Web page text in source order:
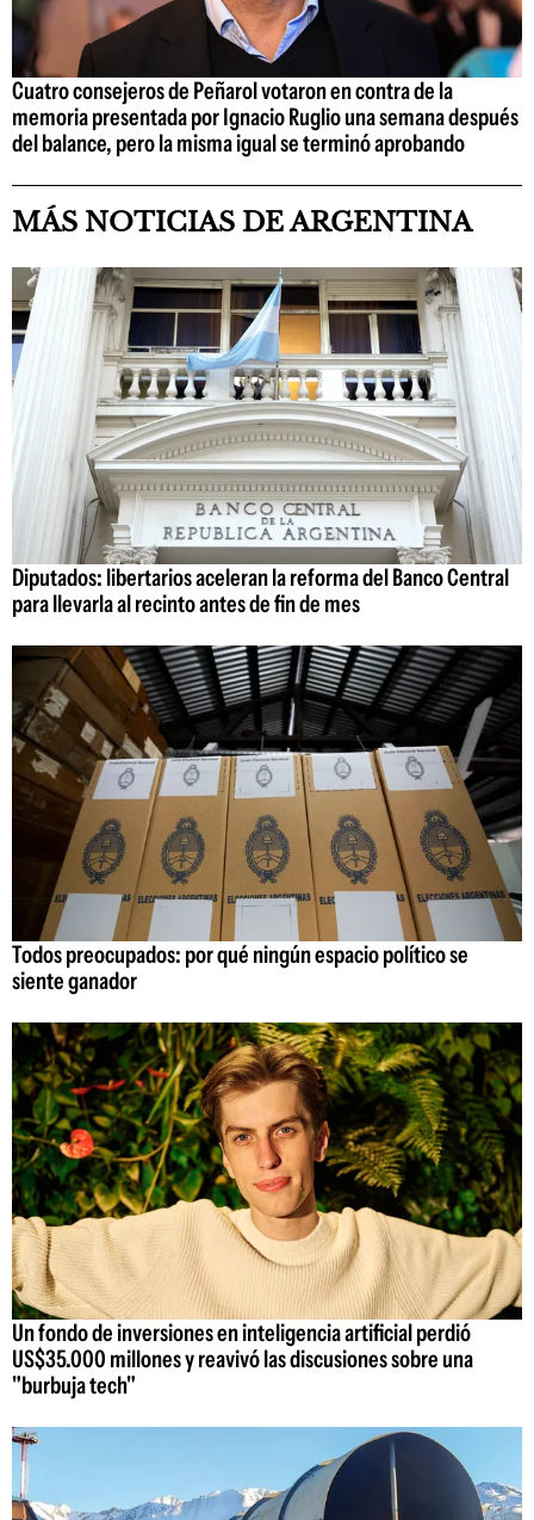
Cuatro consejeros de Peñarol votaron en contra de la
memoria presentada por Ignacio Ruglio una semana después
del balance, pero la misma igual se terminó aprobando
MÁS NOTICIAS DE ARGENTINA
Diputados: libertarios aceleran la reforma del Banco Central
para llevarla al recinto antes de fin de mes
Todos preocupados: por qué ningún espacio político se
siente ganador
Un fondo de inversiones en inteligencia artificial perdió
US$35.000 millones y reavivó las discusiones sobre una
"burbuja tech"